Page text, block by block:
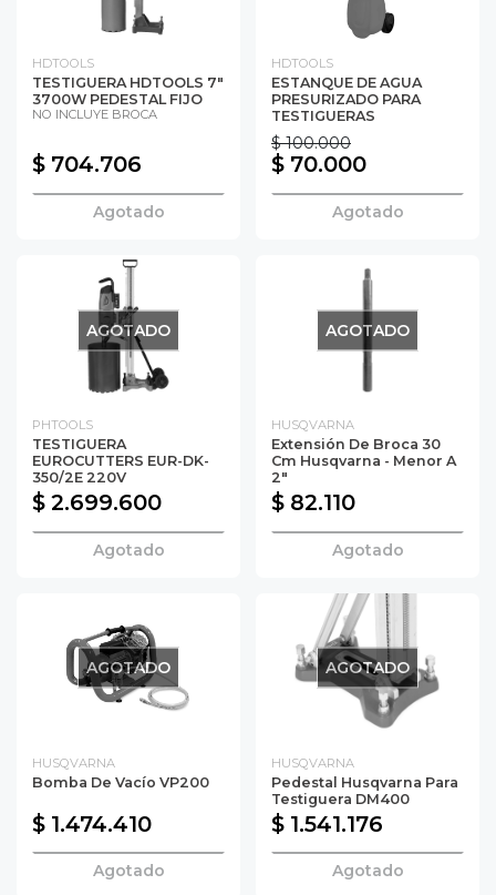
HDTOOLS
TESTIGUERA HDTOOLS 7"
3700W PEDESTAL FIJO
NO INCLUYE BROCA
$ 704.706
Agotado
HDTOOLS
ESTANQUE DE AGUA
PRESURIZADO PARA
TESTIGUERAS
$ 100.000
$ 70.000
Agotado
AGOTADO
PHTOOLS
TESTIGUERA
EUROCUTTERS EUR-DK-
350/2E 220V
$ 2.699.600
Agotado
AGOTADO
HUSQVARNA
Extensión De Broca 30
Cm Husqvarna - Menor A
2"
$ 82.110
Agotado
AGOTADO
HUSQVARNA
Bomba De Vacío VP200
$ 1.474.410
Agotado
AGOTADO
HUSQVARNA
Pedestal Husqvarna Para
Testiguera DM400
$ 1.541.176
Agotado